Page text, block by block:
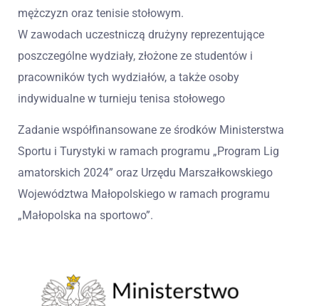
mężczyzn oraz tenisie stołowym.
W zawodach uczestniczą drużyny reprezentujące
poszczególne wydziały, złożone ze studentów i
pracowników tych wydziałów, a także osoby
indywidualne w turnieju tenisa stołowego
Zadanie współfinansowane ze środków Ministerstwa
Sportu i Turystyki w ramach programu „Program Lig
amatorskich 2024” oraz Urzędu Marszałkowskiego
Województwa Małopolskiego w ramach programu
„Małopolska na sportowo”.